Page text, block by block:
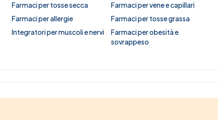
Farmaci per tosse secca
Farmaci per vene e capillari
Farmaci per allergie
Farmaci per tosse grassa
Integratori per muscoli e nervi
Farmaci per obesità e
sovrappeso